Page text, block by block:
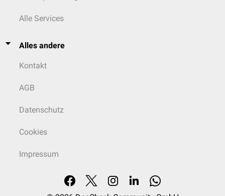
Alle Services
Alles andere
Kontakt
AGB
Datenschutz
Cookies
Impressum